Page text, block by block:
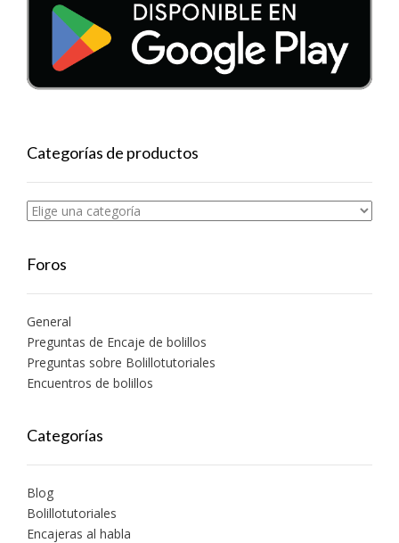
Categorías de productos
Foros
General
Preguntas de Encaje de bolillos
Preguntas sobre Bolillotutoriales
Encuentros de bolillos
Categorías
Blog
Bolillotutoriales
Encajeras al habla